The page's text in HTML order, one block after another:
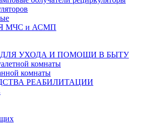
МЧС и АСМП
УХОДА И ПОМОЩИ В БЫТУ
комнаты
комнаты
РЕАБИЛИТАЦИИ